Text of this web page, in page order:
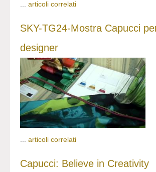
articoli correlati
SKY-TG24-Mostra Capucci
designer
... articoli correlati
Capucci: Believe in Creativity